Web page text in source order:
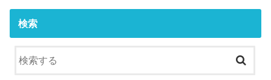
検索